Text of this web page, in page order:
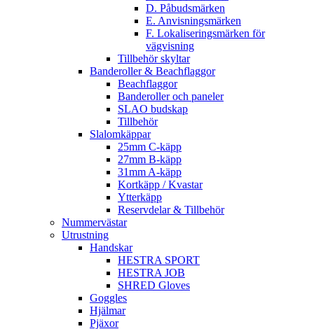
D. Påbudsmärken
E. Anvisningsmärken
F. Lokaliseringsmärken för
vägvisning
Tillbehör skyltar
Banderoller & Beachflaggor
Beachflaggor
Banderoller och paneler
SLAO budskap
Tillbehör
Slalomkäppar
25mm C-käpp
27mm B-käpp
31mm A-käpp
Kortkäpp / Kvastar
Ytterkäpp
Reservdelar & Tillbehör
Nummervästar
Utrustning
Handskar
HESTRA SPORT
HESTRA JOB
SHRED Gloves
Goggles
Hjälmar
Pjäxor